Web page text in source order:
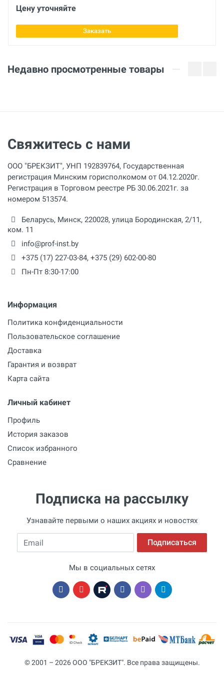
Цену уточняйте
Заказать
Недавно просмотренные товары
Свяжитесь с нами
ООО "БРЕКЗИТ", УНП 192839764, Государственная
регистрация Минским горисполкомом от 04.12.2020г.
Регистрация в Торговом реестре РБ 30.06.2021г. за
номером 513574.
Беларусь, Минск, 220028, улица Бородинская, 2/11,
ком. 11
info@prof-inst.by
+375 (17) 227-03-84, +375 (29) 602-00-80
Пн-Пт 8:30-17:00
Информация
Политика конфиденциальности
Пользовательское соглашение
Доставка
Гарантия и возврат
Карта сайта
Личный кабинет
Профиль
История заказов
Список избранного
Сравнение
Подписка на рассылку
Узнавайте первыми о наших акциях и новостях
Email Подписаться
Мы в социальных сетях
© 2001 – 2026 ООО "БРЕКЗИТ". Все права защищены.